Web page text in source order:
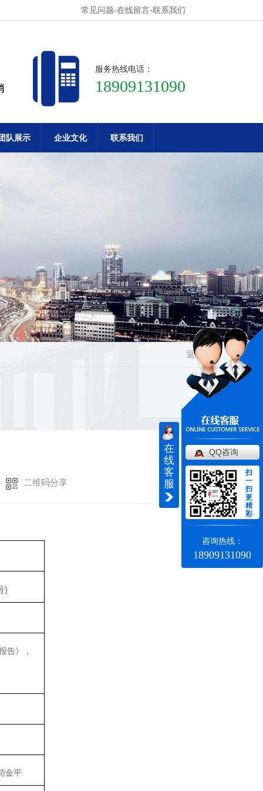
常见问题-在线留言-联系我们
服务热线电话：
18909131090
队展示 企业文化 联系我们
返回
二维码分享
)
告》，
金平
在
线
客
服
QQ咨询
扫
一
扫
更
精
彩
咨询热线：
18909131090